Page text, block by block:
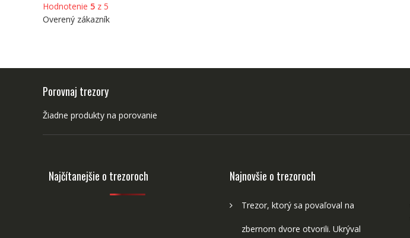
Hodnotenie 5 z 5
Overený zákazník
Porovnaj trezory
Žiadne produkty na porovanie
Najčítanejšie o trezoroch Najnovšie o trezoroch
Trezor, ktorý sa povaľoval na
zbernom dvore otvorili. Ukrýval